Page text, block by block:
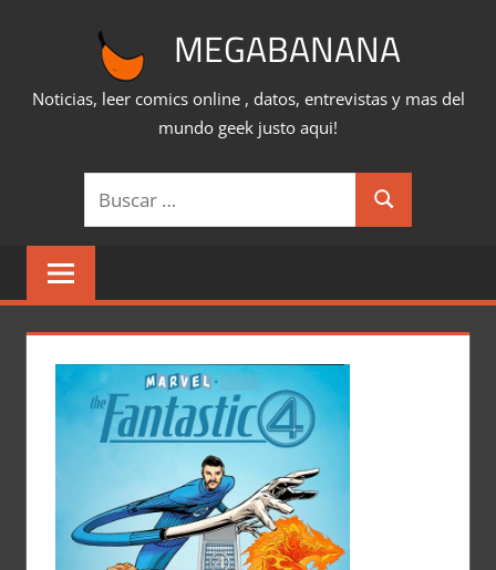
MEGABANANA
Noticias, leer comics online , datos, entrevistas y mas del
mundo geek justo aqui!
Buscar:
Buscar